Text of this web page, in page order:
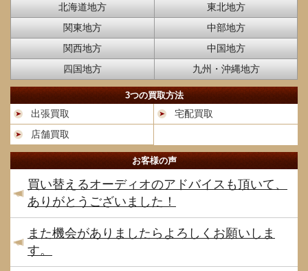
北海道地方
東北地方
関東地方
中部地方
関西地方
中国地方
四国地方
九州・沖縄地方
3つの買取方法
出張買取
宅配買取
店舗買取
お客様の声
買い替えるオーディオのアドバイスも頂いて、
ありがとうございました！
また機会がありましたらよろしくお願いしま
す。